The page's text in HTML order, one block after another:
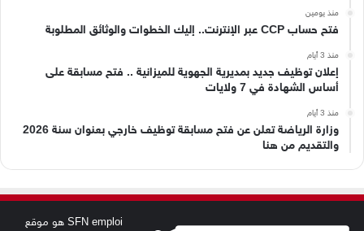
منذ يومين
فتح حساب CCP عبر الإنترنت.. إليك الخطوات والوثائق المطلوبة
منذ 3 أيام
إعلان توظيف جديد بمديرية الجهوية للميزانية .. فتح مسابقة على
أساس الشهادة في 7 ولايات
منذ 3 أيام
وزارة الرياضة تعلن عن فتح مسابقة توظيف خارجي بعنوان سنة 2026
والتقديم من هنا
SFN emploi هو موقع